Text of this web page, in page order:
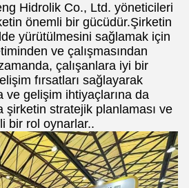
Hidrolik Co., Ltd. yöneticileri
önemli bir gücüdür.Şirketin
yürütülmesini sağlamak için
ve çalışmasından
çalışanlara iyi bir
fırsatları sağlayarak
ve gelişim ihtiyaçlarına da
şirketin stratejik planlaması ve
bir rol oynarlar..